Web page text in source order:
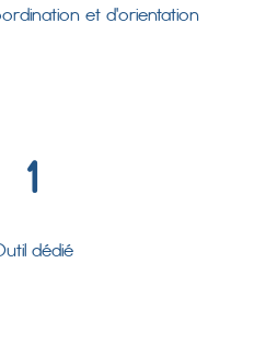
et d'orientation
dédié
1